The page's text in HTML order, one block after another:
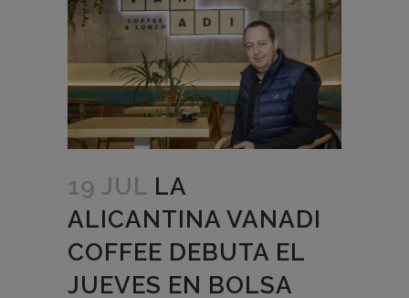
19 JUL LA
ALICANTINA VANADI
COFFEE DEBUTA EL
JUEVES EN BOLSA